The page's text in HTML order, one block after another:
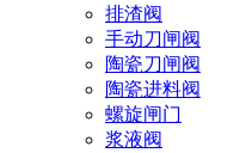
排渣阀
手动刀闸阀
陶瓷刀闸阀
陶瓷进料阀
螺旋闸门
浆液阀